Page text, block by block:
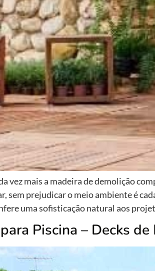
vez mais a madeira de demolição
sem prejudicar o meio ambiente é
uma sofisticação natural aos
Piscina – Decks